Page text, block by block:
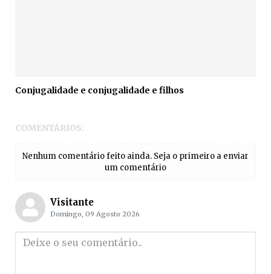
Conjugalidade e conjugalidade e filhos
COMENTÁRIOS:
Nenhum comentário feito ainda. Seja o primeiro a enviar
um comentário
Visitante
Domingo, 09 Agosto 2026